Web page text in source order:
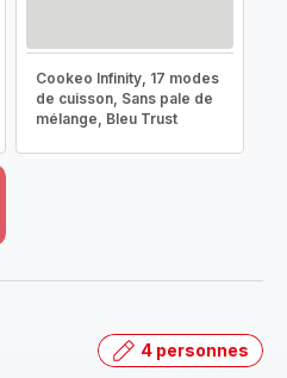
Cookeo Infinity, 17 modes
de cuisson, Sans pale de
mélange, Bleu Trust
4 personnes